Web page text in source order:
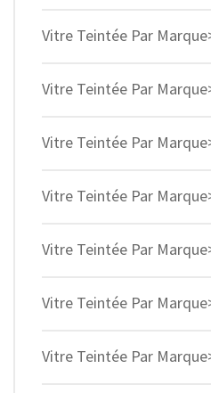
Vitre Teintée Par
Vitre Teintée Par
Vitre Teintée Par
Vitre Teintée Par
Vitre Teintée Par
Vitre Teintée Par
Vitre Teintée Par